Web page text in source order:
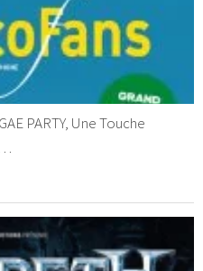
PARTY, Une Touche